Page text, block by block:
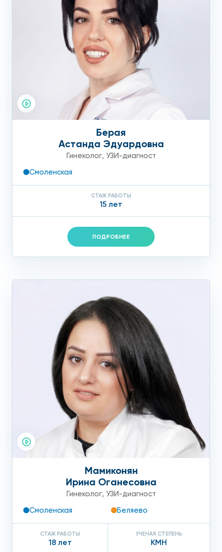
Берая
Астанда Эдуардовна
Гинеколог, УЗИ-диагност
Смоленская
СТАЖ РАБОТЫ
15 лет
ПОДРОБНЕЕ
Мамиконян
Ирина Оганесовна
Гинеколог, УЗИ-диагност
Смоленская
Беляево
СТАЖ РАБОТЫ
18 лет
УЧЕНАЯ СТЕПЕНЬ
КМН